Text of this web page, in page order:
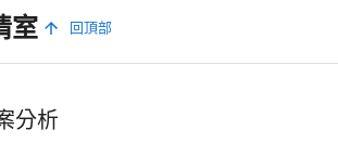
室 回頂部
分析